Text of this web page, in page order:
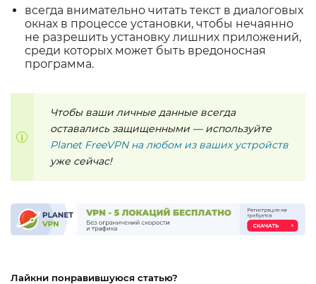
всегда внимательно читать текст в диалоговых
окнах в процессе установки, чтобы нечаянно
не разрешить установку лишних приложений,
среди которых может быть вредоносная
программа.
Чтобы ваши личные данные всегда
оставались защищенными — используйте
Planet FreeVPN на любом из ваших устройств
уже сейчас!
Лайкни понравившуюся статью?